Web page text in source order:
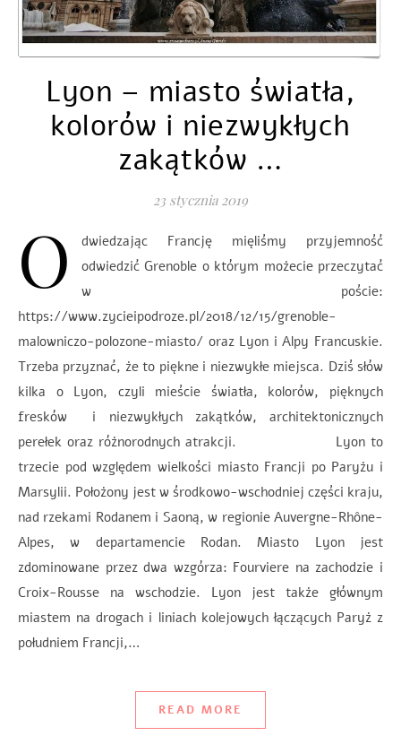
Lyon – miasto światła,
kolorów i niezwykłych
zakątków …
23 stycznia 2019
O
dwiedzając Francję mięliśmy przyjemność
odwiedzić Grenoble o którym możecie przeczytać
w poście:
https://www.zycieipodroze.pl/2018/12/15/grenoble-
malowniczo-polozone-miasto/ oraz Lyon i Alpy Francuskie.
Trzeba przyznać, że to piękne i niezwykłe miejsca. Dziś słów
kilka o Lyon, czyli mieście światła, kolorów, pięknych
fresków i niezwykłych zakątków, architektonicznych
perełek oraz różnorodnych atrakcji. Lyon to
trzecie pod względem wielkości miasto Francji po Paryżu i
Marsylii. Położony jest w środkowo-wschodniej części kraju,
nad rzekami Rodanem i Saoną, w regionie Auvergne-Rhône-
Alpes, w departamencie Rodan. Miasto Lyon jest
zdominowane przez dwa wzgórza: Fourviere na zachodzie i
Croix-Rousse na wschodzie. Lyon jest także głównym
miastem na drogach i liniach kolejowych łączących Paryż z
południem Francji,…
READ MORE